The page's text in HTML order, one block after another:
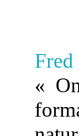
«